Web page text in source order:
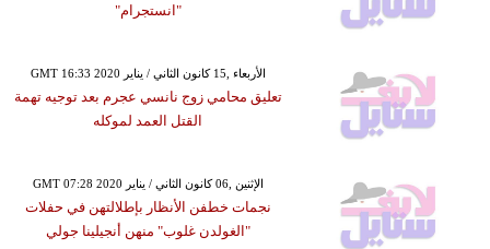
"انستجرام"
GMT 16:33 2020 الأربعاء ,15 كانون الثاني / يناير
تعليق محامي زوج نانسي عجرم بعد توجيه تهمة
القتل العمد لموكله
GMT 07:28 2020 الإثنين ,06 كانون الثاني / يناير
نجمات خطفن الأنظار بإطلالتهن في حفلات
"الغولدن غلوب" منهن أنجيلينا جولي